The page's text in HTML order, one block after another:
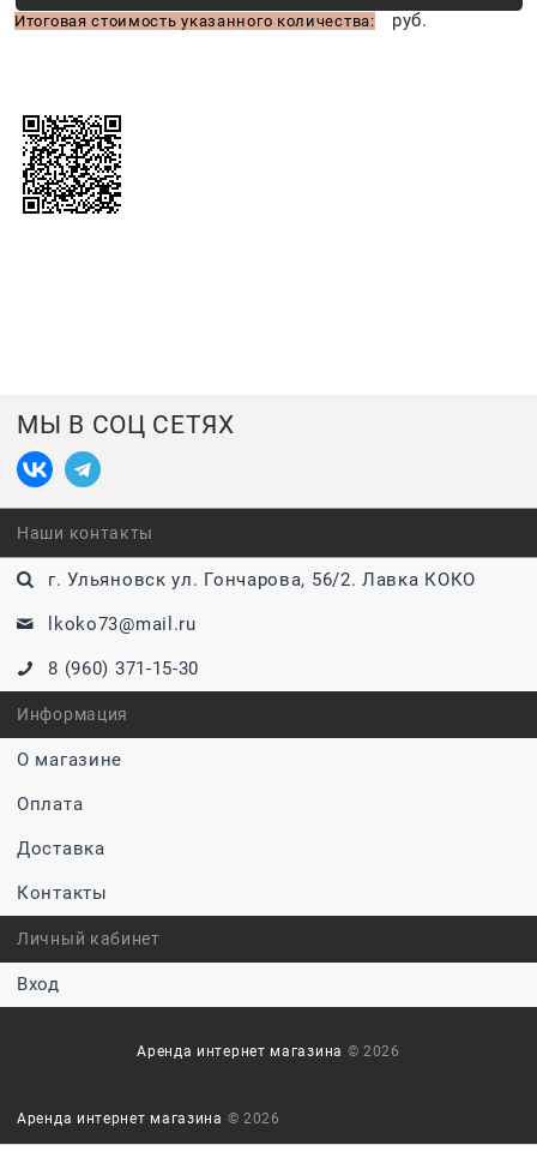
Итоговая стоимость указанного количества: руб.
МЫ В СОЦ СЕТЯХ
Наши контакты
г. Ульяновск ул. Гончарова, 56/2. Лавка КОКО
lkoko73@mail.ru
8 (960) 371-15-30
Информация
О магазине
Оплата
Доставка
Контакты
Личный кабинет
Вход
Аренда интернет магазина © 2026
Аренда интернет магазина © 2026